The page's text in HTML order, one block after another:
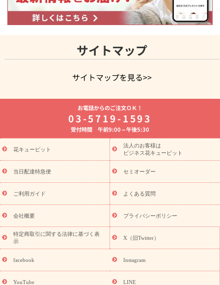
サイトマップ
サイトマップを見る>>
よく贈られる花
お祝いの花特集
誕生日フラワーギフト特集
8月の誕生花(トルコキキョウ)
開店・開業祝い
お供え・お悔やみ お供え・お悔やみの花
通夜・葬儀に贈る花 胡蝶蘭・花鉢
ーブドフラワー
季節のイベント
ひまわり ギフト・プレゼント
特集
お盆 花（新盆・初盆） 季節のイベント
お盆 花（新
盆・初盆）
お盆 花（新盆・初盆）
お盆・お供え 花とセットギ
フト
お盆・お供え プリザーブドフラワー
ひまわり ギフト・プ
レゼント特集
夏の花贈り・お中元・暑中見舞い 花のギフト特集
敬老の日におくる花ギフト・プレゼント特集
花ギフト・プレゼント特集
敬老の日 花のおすすめランキング
敬
老の日 花鉢植えのギフト・プレゼント特集
敬老の日 花とセットギ
フト・プレゼント特集
敬老の日の花 全てのギフト一覧
キャン
ペーン
映画『ウォーターガーディアンズ』コラボキャンペーン
「きょう誕生日なんです」キャンペーン
誕生日の花を探す
誕生日フラワーギフト 誕生日フラワーギフト特集
9月の誕生花(リンドウ)
お電話からのご注文ＯＫ！
03-5719-1593
受付時間 午前9:00～午後5:30
花キューピット
法人のお客様は
ビジネス花キューピット
当日配達特急便 セミオーダー
ご利用ガイド よくある質問
会社概要 プライバシーポリシー
特定商取引に関する法律に基づく表
示
X（旧Twitter）
facebook Instagram
YouTube LINE